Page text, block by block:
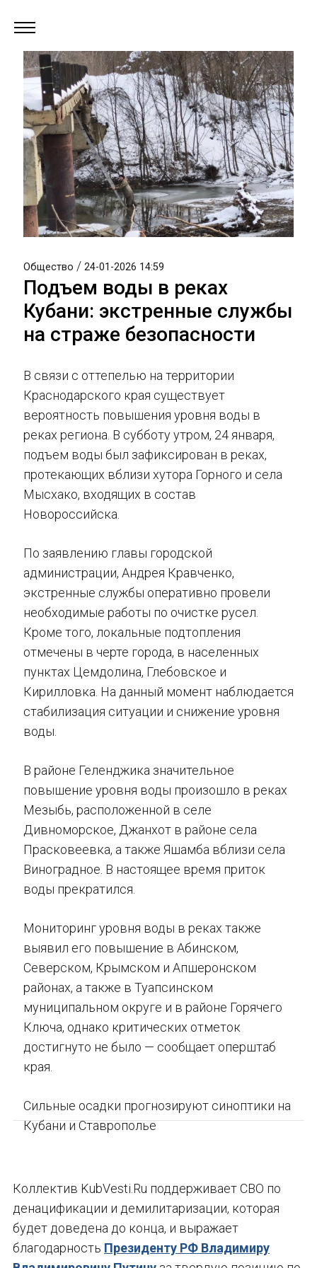
Общество / 24-01-2026 14:59
Подъем воды в реках
Кубани: экстренные службы
на страже безопасности
В связи с оттепелью на территории
Краснодарского края существует
вероятность повышения уровня воды в
реках региона. В субботу утром, 24 января,
подъем воды был зафиксирован в реках,
протекающих вблизи хутора Горного и села
Мысхако, входящих в состав
Новороссийска.
По заявлению главы городской
администрации, Андрея Кравченко,
экстренные службы оперативно провели
необходимые работы по очистке русел.
Кроме того, локальные подтопления
отмечены в черте города, в населенных
пунктах Цемдолина, Глебовское и
Кирилловка. На данный момент наблюдается
стабилизация ситуации и снижение уровня
воды.
В районе Геленджика значительное
повышение уровня воды произошло в реках
Мезыбь, расположенной в селе
Дивноморское, Джанхот в районе села
Прасковеевка, а также Яшамба вблизи села
Виноградное. В настоящее время приток
воды прекратился.
Мониторинг уровня воды в реках также
выявил его повышение в Абинском,
Северском, Крымском и Апшеронском
районах, а также в Туапсинском
муниципальном округе и в районе Горячего
Ключа, однако критических отметок
достигнуто не было — сообщает оперштаб
края.
Сильные осадки прогнозируют синоптики на
Кубани и Ставрополье
Коллектив KubVesti.Ru поддерживает СВО по
денацификации и демилитаризации, которая
будет доведена до конца, и выражает
благодарность Президенту РФ Владимиру